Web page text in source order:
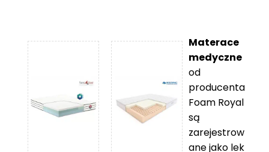
Materace
medyczne
od
producenta
Foam Royal
są
zarejestrow
ane jako lek